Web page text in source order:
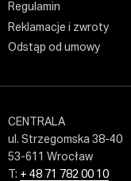
Regulamin
Reklamacje i zwroty
Odstąp od umowy
CENTRALA
ul. Strzegomska 38-40
53-611 Wrocław
T: + 48 71 782 00 10